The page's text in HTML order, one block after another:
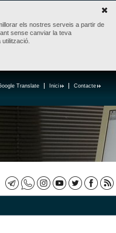
els nostres serveis a partir de
sense canviar la teva
Contacte
Inici
Translate